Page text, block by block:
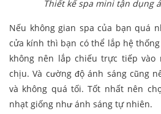
Thiết kế spa mini tận dụng
Nếu không gian spa của bạn quá
cửa kính thì bạn có thể lắp hệ
không nên lắp chiếu trực tiếp vào
chịu. Và cường độ ánh sáng cũng
và không quá tối. Tốt nhất nên
nhạt giống như ánh sáng tự nhiên.